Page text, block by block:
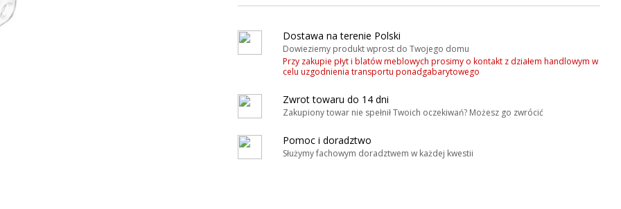
Dostawa na terenie Polski
Dowieziemy produkt wprost do Twojego domu
Przy zakupie płyt i blatów meblowych prosimy o kontakt z działem handlowym w
celu uzgodnienia transportu ponadgabarytowego
Zwrot towaru do 14 dni
Zakupiony towar nie spełnił Twoich oczekiwań? Możesz go zwrócić
Pomoc i doradztwo
Służymy fachowym doradztwem w każdej kwestii